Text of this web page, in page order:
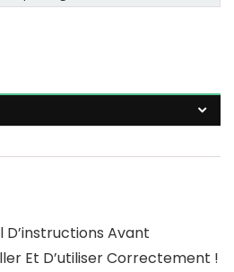
D’instructions Avant
Et D’utiliser Correctement !